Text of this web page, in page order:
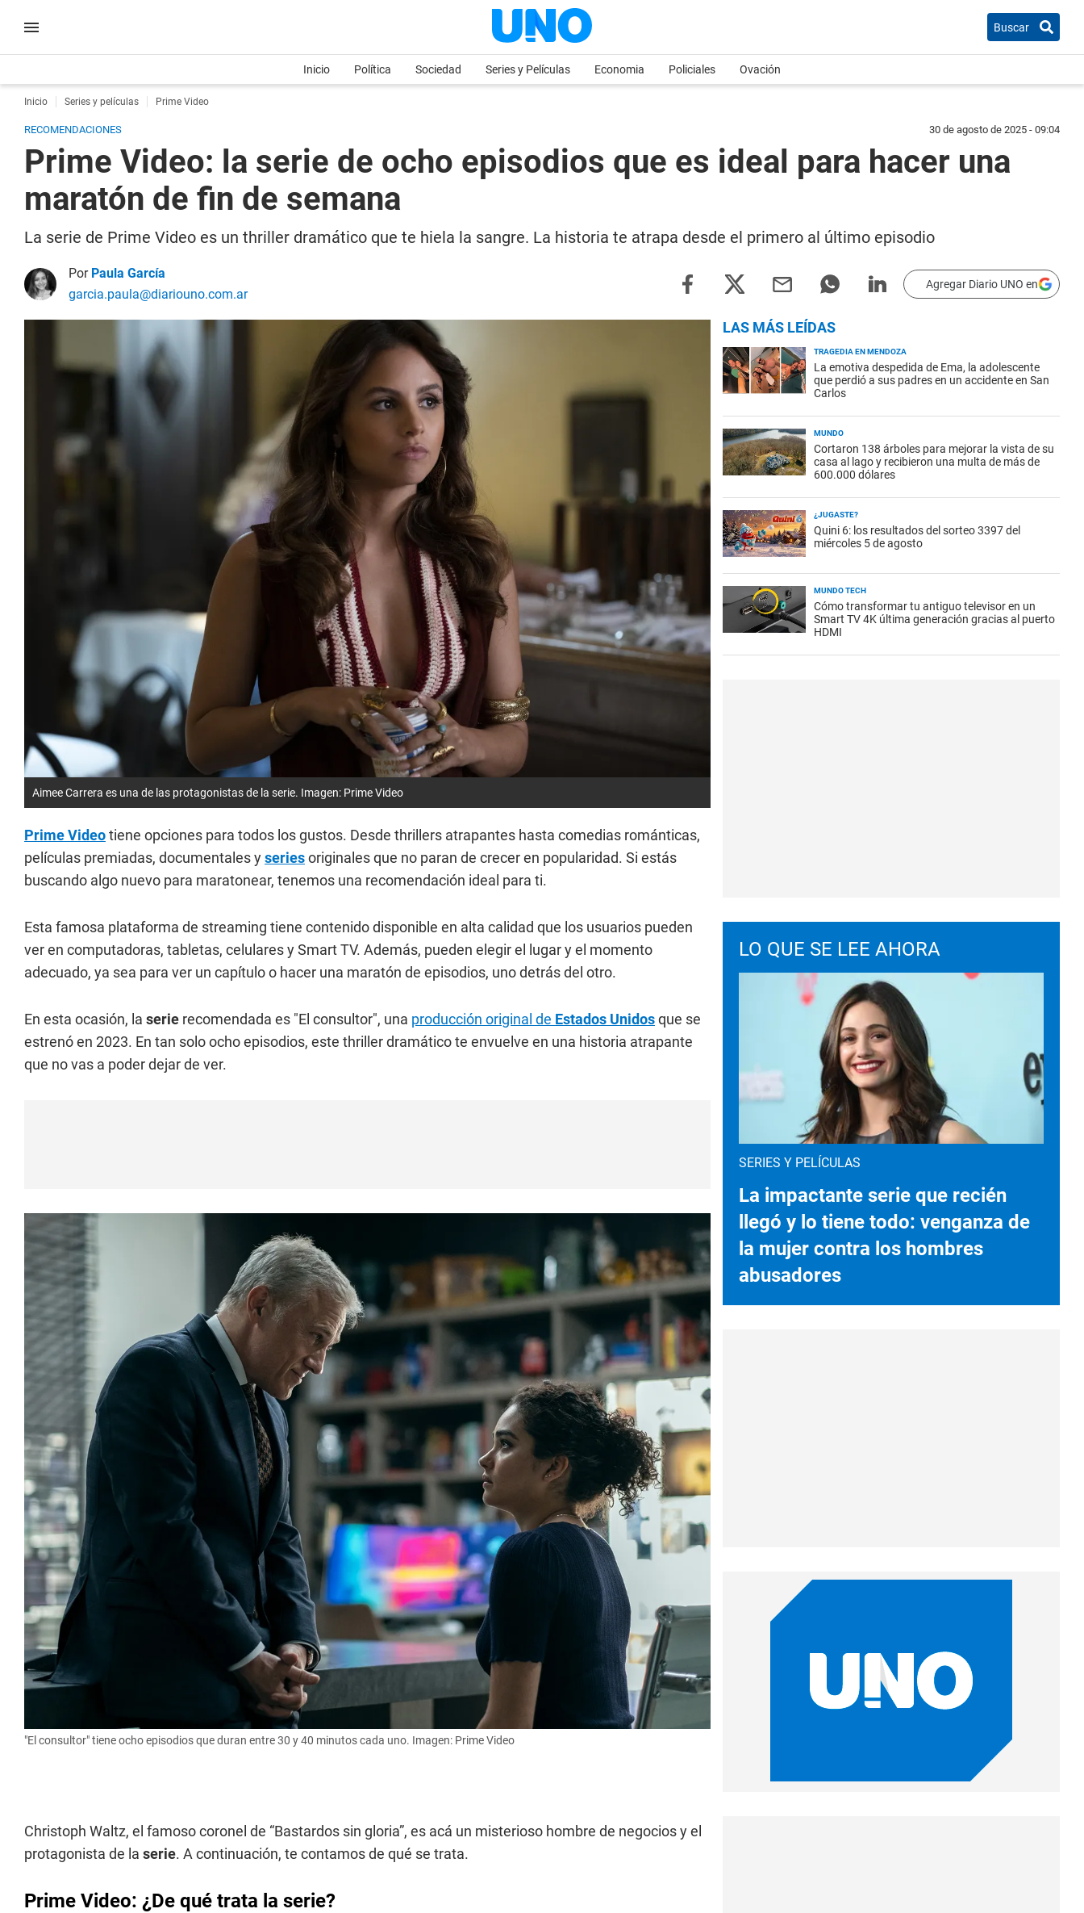
Buscar
Inicio Política Sociedad Series y Películas Economia Policiales Ovación
Inicio Series y películas Prime Video
RECOMENDACIONES 30 de agosto de 2025 - 09:04
Prime Video: la serie de ocho episodios que es ideal para hacer una
maratón de fin de semana
La serie de Prime Video es un thriller dramático que te hiela la sangre. La historia te atrapa desde el primero al último episodio
Por Paula García
garcia.paula@diariouno.com.ar
Agregar Diario UNO en
Aimee Carrera es una de las protagonistas de la serie. Imagen: Prime Video
Prime Videotiene opciones para todos los gustos. Desde thrillers atrapantes hasta comedias románticas,
películas premiadas, documentales yseriesoriginales que no paran de crecer en popularidad. Si estás
buscando algo nuevo para maratonear, tenemos una recomendación ideal para ti.
Esta famosa plataforma de streaming tiene contenido disponible en alta calidad que los usuarios pueden
ver en computadoras, tabletas, celulares y Smart TV. Además, pueden elegir el lugar y el momento
adecuado, ya sea para ver un capítulo o hacer una maratón de episodios, uno detrás del otro.
En esta ocasión, la serie recomendada es "El consultor", una producción original de Estados Unidosque se
estrenó en 2023. En tan solo ocho episodios, este thriller dramático te envuelve en una historia atrapante
que no vas a poder dejar de ver.
"El consultor" tiene ocho episodios que duran entre 30 y 40 minutos cada uno. Imagen: Prime Video
Christoph Waltz, el famoso coronel de “Bastardos sin gloria”, es acá un misterioso hombre de negocios y el
protagonista de la serie. A continuación, te contamos de qué se trata.
Prime Video: ¿De qué trata la serie?
LAS MÁS LEÍDAS
TRAGEDIA EN MENDOZA
La emotiva despedida de Ema, la adolescente
que perdió a sus padres en un accidente en San
Carlos
MUNDO
Cortaron 138 árboles para mejorar la vista de su
casa al lago y recibieron una multa de más de
600.000 dólares
¿JUGASTE?
Quini 6: los resultados del sorteo 3397 del
miércoles 5 de agosto
MUNDO TECH
Cómo transformar tu antiguo televisor en un
Smart TV 4K última generación gracias al puerto
HDMI
LO QUE SE LEE AHORA
SERIES Y PELÍCULAS
La impactante serie que recién
llegó y lo tiene todo: venganza de
la mujer contra los hombres
abusadores